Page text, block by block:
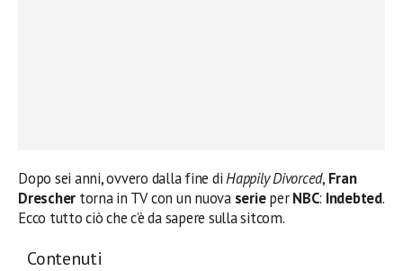
Dopo sei anni, ovvero dalla fine diHappily Divorced, Fran
Drescher torna in TV con un nuova serieperNBC: Indebted.
Ecco tutto ciò che c’è da sapere sulla sitcom.
Contenuti